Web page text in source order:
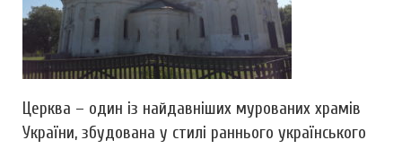
Церква – один із найдавніших мурованих храмів
України, збудована у стилі раннього українського